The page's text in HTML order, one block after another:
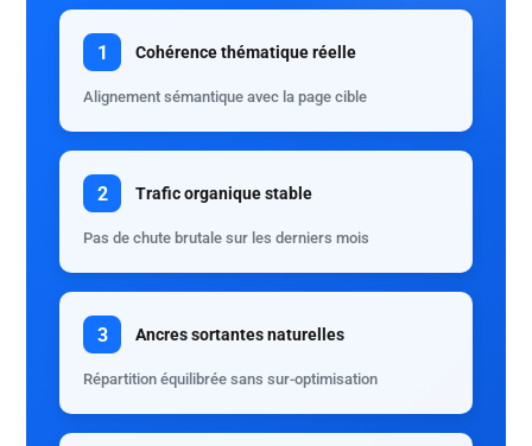
1 Cohérence thématique réelle
Alignement sémantique avec la page cible
2 Trafic organique stable
Pas de chute brutale sur les derniers mois
3 Ancres sortantes naturelles
Répartition équilibrée sans sur-optimisation